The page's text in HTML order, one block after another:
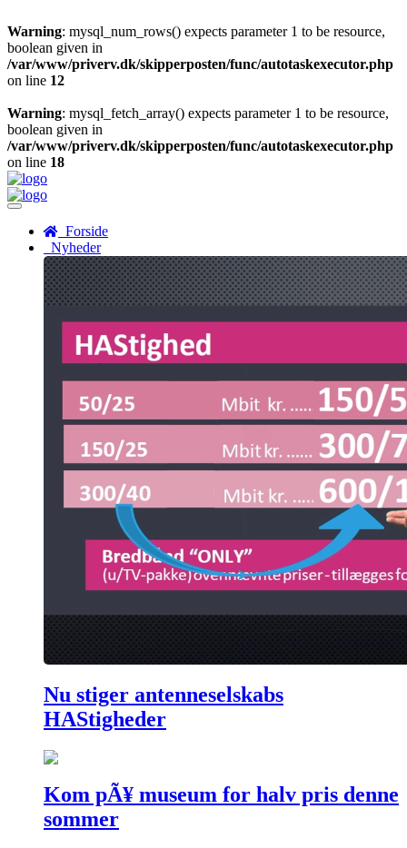
Warning: mysql_num_rows() expects parameter 1 to be resource,
boolean given in
/var/www/priverv.dk/skipperposten/func/autotaskexecutor.php
on line 12
Warning: mysql_fetch_array() expects parameter 1 to be resource,
boolean given in
/var/www/priverv.dk/skipperposten/func/autotaskexecutor.php
on line 18
Menu
Forside
Nyheder
Nu stiger antenneselskabs
HAStigheder
Kom pÃ¥ museum for halv pris denne
sommer